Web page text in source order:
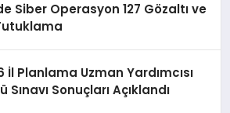
Siber Operasyon 127 Gözaltı ve
İl Planlama Uzman Yardımcısı
Sınavı Sonuçları Açıklandı